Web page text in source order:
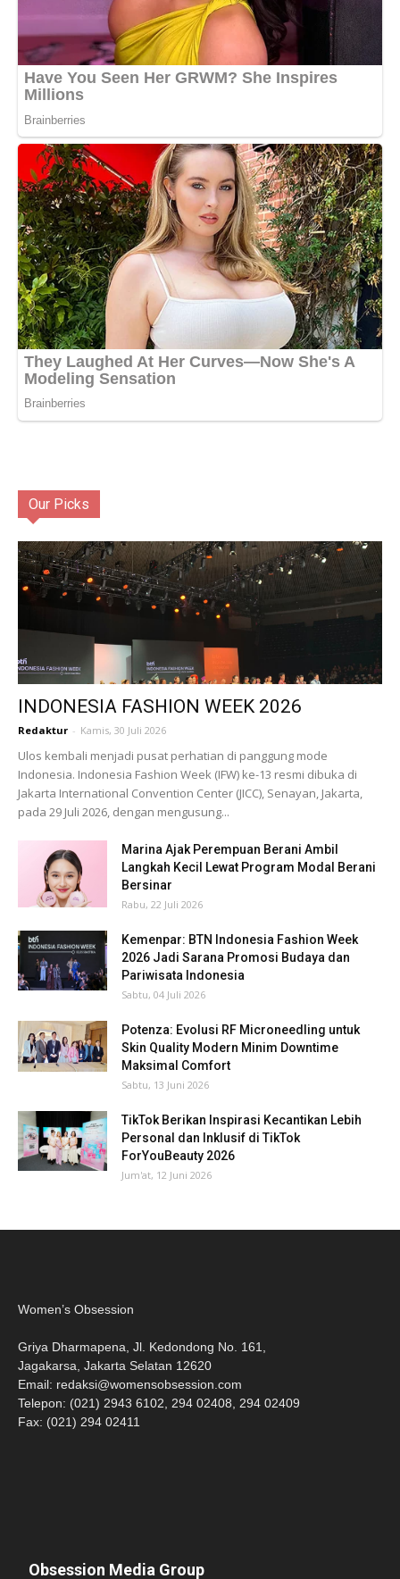
Our Picks
INDONESIA FASHION WEEK 2026
Redaktur - Kamis, 30 Juli 2026
Ulos kembali menjadi pusat perhatian di panggung mode
Indonesia. Indonesia Fashion Week (IFW) ke-13 resmi dibuka di
Jakarta International Convention Center (JICC), Senayan, Jakarta,
pada 29 Juli 2026, dengan mengusung...
Marina Ajak Perempuan Berani Ambil
Langkah Kecil Lewat Program Modal Berani
Bersinar
Rabu, 22 Juli 2026
Kemenpar: BTN Indonesia Fashion Week
2026 Jadi Sarana Promosi Budaya dan
Pariwisata Indonesia
Sabtu, 04 Juli 2026
Potenza: Evolusi RF Microneedling untuk
Skin Quality Modern Minim Downtime
Maksimal Comfort
Sabtu, 13 Juni 2026
TikTok Berikan Inspirasi Kecantikan Lebih
Personal dan Inklusif di TikTok
ForYouBeauty 2026
Jum'at, 12 Juni 2026
Women’s Obsession
Griya Dharmapena, Jl. Kedondong No. 161,
Jagakarsa, Jakarta Selatan 12620
Email: redaksi@womensobsession.com
Telepon: (021) 2943 6102, 294 02408, 294 02409
Fax: (021) 294 02411
Obsession Media Group